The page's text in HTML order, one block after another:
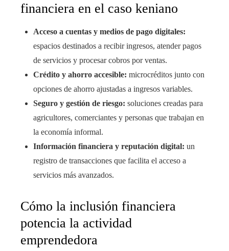
financiera en el caso keniano
Acceso a cuentas y medios de pago digitales:
espacios destinados a recibir ingresos, atender pagos
de servicios y procesar cobros por ventas.
Crédito y ahorro accesible: microcréditos junto con
opciones de ahorro ajustadas a ingresos variables.
Seguro y gestión de riesgo: soluciones creadas para
agricultores, comerciantes y personas que trabajan en
la economía informal.
Información financiera y reputación digital: un
registro de transacciones que facilita el acceso a
servicios más avanzados.
Cómo la inclusión financiera
potencia la actividad
emprendedora